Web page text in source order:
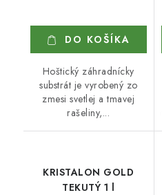
DO KOŠÍKA
Hoštický záhradnícky
substrát je vyrobený zo
zmesi svetlej a tmavej
rašeliny,...
KRISTALON GOLD
TEKUTÝ 1 l